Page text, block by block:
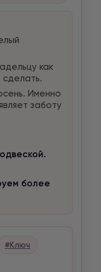
как
сделать.
Именно
заботу
более
#Ключ